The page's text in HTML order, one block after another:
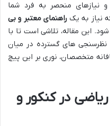
نیازهای منحصر به فرد شما
نیاز به یک راهنمای معتبر و بی
این مقاله، تلاشی است تا با
نظرسنجی های گسترده در میان
متخصصان، نوری بر این پیچ
در کنکور و